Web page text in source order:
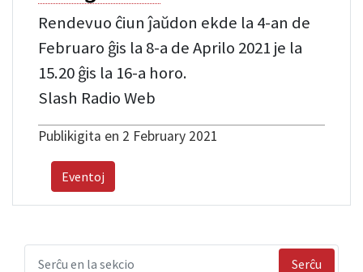
Rendevuo ĉiun ĵaŭdon ekde la 4-an de
Februaro ĝis la 8-a de Aprilo 2021 je la
15.20 ĝis la 16-a horo.
Slash Radio Web
Publikigita en 2 February 2021
Eventoj
Serĉu